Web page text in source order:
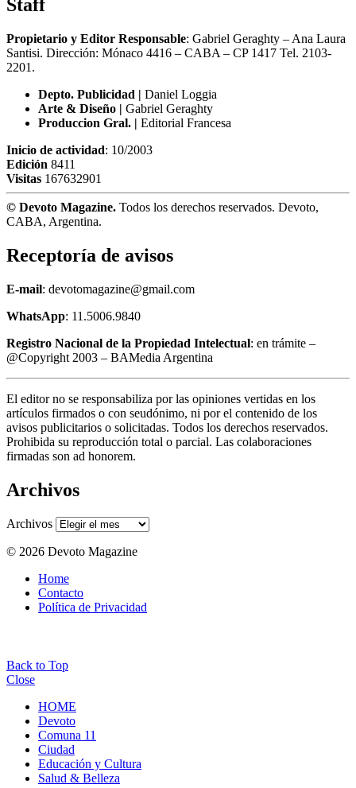
Staff
Propietario y Editor Responsable: Gabriel Geraghty – Ana Laura
Santisi. Dirección: Mónaco 4416 – CABA – CP 1417 Tel. 2103-
2201.
Depto. Publicidad | Daniel Loggia
Arte & Diseño | Gabriel Geraghty
Produccion Gral. | Editorial Francesa
Inicio de actividad: 10/2003
Edición 8411
Visitas 167632901
© Devoto Magazine. Todos los derechos reservados. Devoto,
CABA, Argentina.
Receptoría de avisos
E-mail: devotomagazine@gmail.com
WhatsApp: 11.5006.9840
Registro Nacional de la Propiedad Intelectual: en trámite –
@Copyright 2003 – BAMedia Argentina
El editor no se responsabiliza por las opiniones vertidas en los
artículos firmados o con seudónimo, ni por el contenido de los
avisos publicitarios o solicitadas. Todos los derechos reservados.
Prohibida su reproducción total o parcial. Las colaboraciones
firmadas son ad honorem.
Archivos
Archivos
© 2026 Devoto Magazine
Home
Contacto
Política de Privacidad
Back to Top
Close
HOME
Devoto
Comuna 11
Ciudad
Educación y Cultura
Salud & Belleza